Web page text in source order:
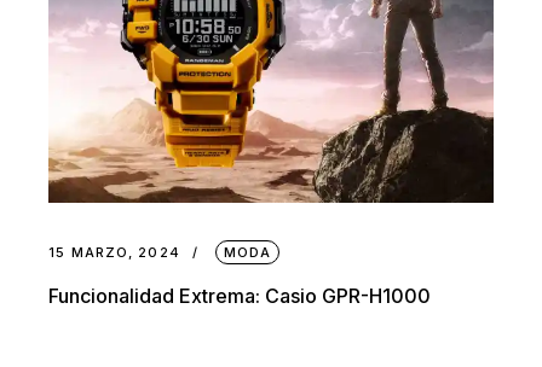
15 MARZO, 2024 MODA
Funcionalidad Extrema: Casio GPR-H1000